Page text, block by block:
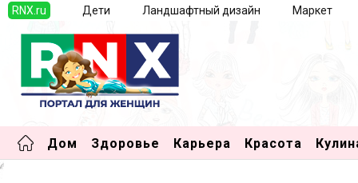
RNX.ru Дети Ландшафтный дизайн Маркет
Дом Здоровье Карьера Красота